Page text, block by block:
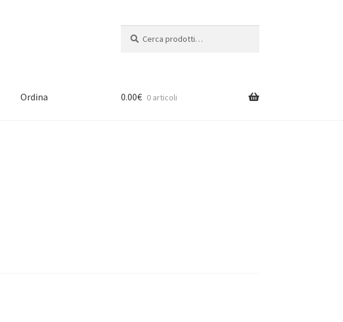
Ordina 0.00€ 0 articoli